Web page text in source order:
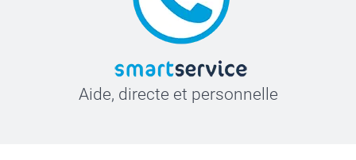
Aide, directe et personnelle